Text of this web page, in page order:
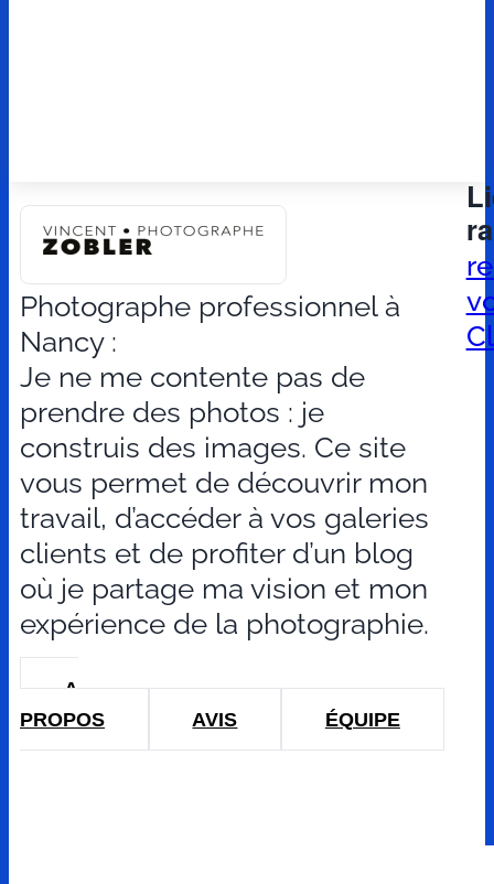
Photographe professionnel à
Nancy :
Je ne me contente pas de
prendre des photos : je
construis des images. Ce site
vous permet de découvrir mon
travail, d’accéder à vos galeries
clients et de profiter d’un blog
où je partage ma vision et mon
expérience de la photographie.
A
PROPOS
AVIS ÉQUIPE